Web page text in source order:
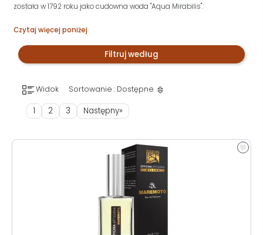
została w 1792 roku jako cudowna woda "Aqua Mirabilis".
Czytaj więcej poniżej
Filtruj według
Widok Sortowanie : Dostępne
1 2 3 Następny»